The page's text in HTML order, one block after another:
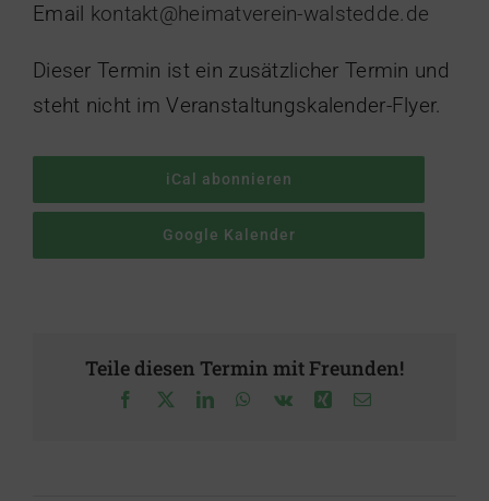
Email kontakt@heimatverein-walstedde.de
Dieser Termin ist ein zusätzlicher Termin und
steht nicht im Veranstaltungskalender-Flyer.
iCal abonnieren
Google Kalender
Teile diesen Termin mit Freunden!
Facebook LinkedInWhatsApp
Vk XingE-